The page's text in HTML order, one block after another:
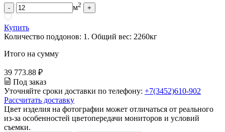
- м2 +
Купить
Количество поддонов: 1 . Общий вес: 2260кг
Итого на сумму
39 773.88 ₽
Под заказ
Уточняйте сроки доставки по телефону: +7(3452)610-902
Рассчитать доставку
Цвет изделия на фотографии может отличаться от реального
из-за особенностей цветопередачи мониторов и условий
съемки.